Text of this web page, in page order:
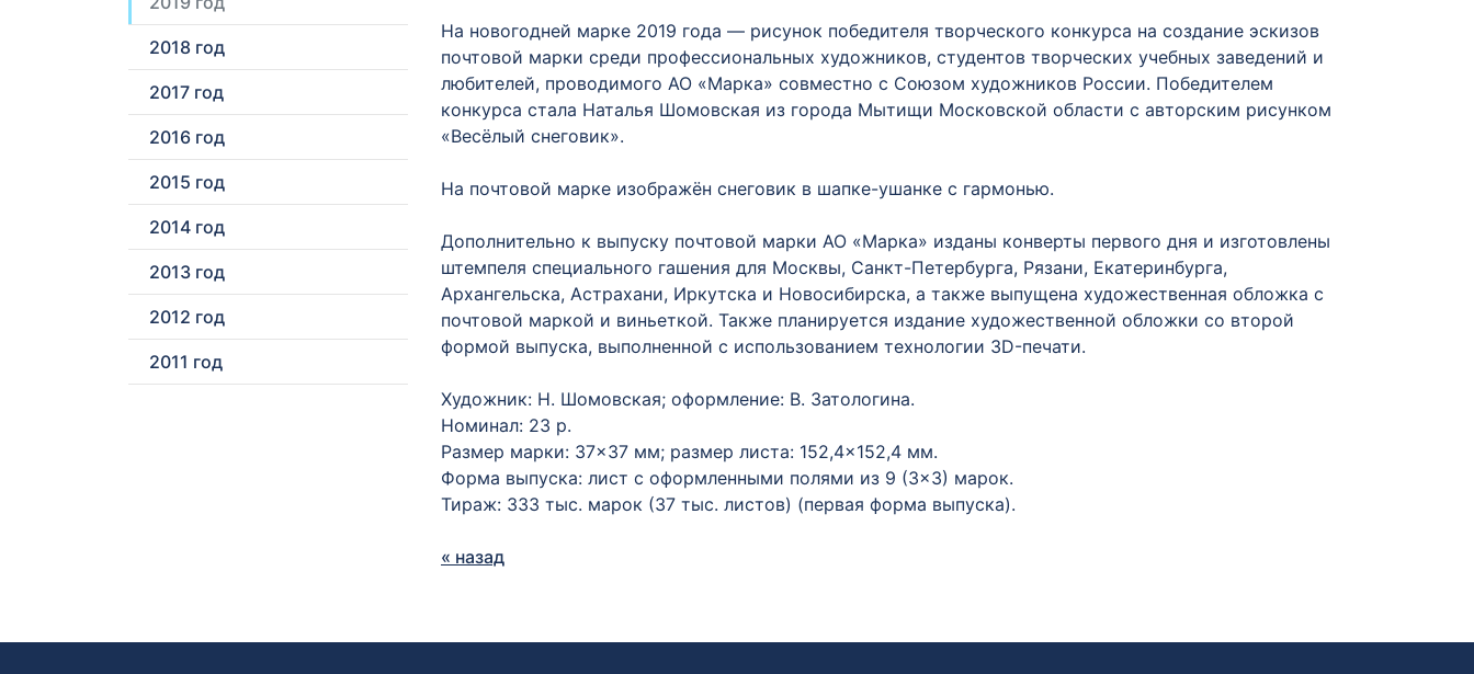
2018 год
2017 год
2016 год
2015 год
2014 год
2013 год
2012 год
2011 год
На новогодней марке 2019 года — рисунок победителя творческого конкурса на создание эскизов
почтовой марки среди профессиональных художников, студентов творческих учебных заведений и
любителей, проводимого АО «Марка» совместно с Союзом художников России. Победителем
конкурса стала Наталья Шомовская из города Мытищи Московской области с авторским рисунком
«Весёлый снеговик».
На почтовой марке изображён снеговик в шапке-ушанке с гармонью.
Дополнительно к выпуску почтовой марки АО «Марка» изданы конверты первого дня и изготовлены
штемпеля специального гашения для Москвы, Санкт-Петербурга, Рязани, Екатеринбурга,
Архангельска, Астрахани, Иркутска и Новосибирска, а также выпущена художественная обложка с
почтовой маркой и виньеткой. Также планируется издание художественной обложки со второй
формой выпуска, выполненной с использованием технологии 3D-печати.
Художник: Н. Шомовская; оформление: В. Затологина.
Номинал: 23 р.
Размер марки: 37×37 мм; размер листа: 152,4×152,4 мм.
Форма выпуска: лист с оформленными полями из 9 (3×3) марок.
Тираж: 333 тыс. марок (37 тыс. листов) (первая форма выпуска).
« назад